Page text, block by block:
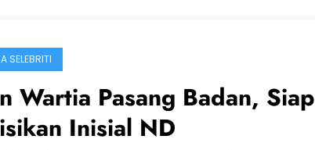
SELEBRITI
Wartia Pasang Badan, Siap
Inisial ND